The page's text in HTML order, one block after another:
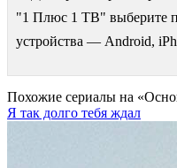
"1 Плюс 1 ТВ" выберите
устройства — Android,
Похожие сериалы на
Я так долго тебя ждал